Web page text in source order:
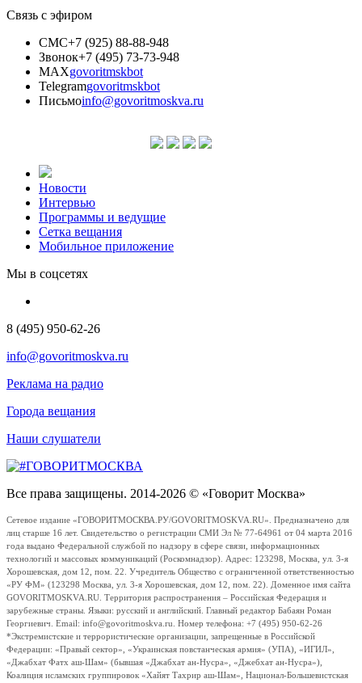
Связь с эфиром
СМС+7 (925) 88-88-948
Звонок+7 (495) 73-73-948
MAXgovoritmskbot
Telegramgovoritmskbot
Письмоinfo@govoritmoskva.ru
Новости
Интервью
Программы и ведущие
Сетка вещания
Мобильное приложение
Мы в соцсетях
8 (495) 950-62-26
info@govoritmoskva.ru
Реклама на радио
Города вещания
Наши слушатели
Все права защищены. 2014-2026 © «Говорит Москва»
Сетевое издание «ГОВОРИТМОСКВА.РУ/GOVORITMOSKVA.RU». Предназначено для
лиц старше 16 лет. Свидетельство о регистрации СМИ Эл № 77-64961 от 04 марта 2016
года выдано Федеральной службой по надзору в сфере связи, информационных
технологий и массовых коммуникаций (Роскомнадзор). Адрес: 123298, Москва, ул. 3-я
Хорошевская, дом 12, пом. 22. Учредитель Общество с ограниченной ответственностью
«РУ ФМ» (123298 Москва, ул. 3-я Хорошевская, дом 12, пом. 22). Доменное имя сайта
GOVORITMOSKVA.RU. Территория распространения – Российская Федерация и
зарубежные страны. Языки: русский и английский. Главный редактор Бабаян Роман
Георгиевич. Email: info@govoritmoskva.ru. Номер телефона: +7 (495) 950-62-26
*Экстремистские и террористические организации, запрещенные в Российской
Федерации: «Правый сектор», «Украинская повстанческая армия» (УПА), «ИГИЛ»,
«Джабхат Фатх аш-Шам» (бывшая «Джабхат ан-Нусра», «Джебхат ан-Нусра»),
Коалиция исламских группировок «Хайят Тахрир аш-Шам», Национал-Большевистская